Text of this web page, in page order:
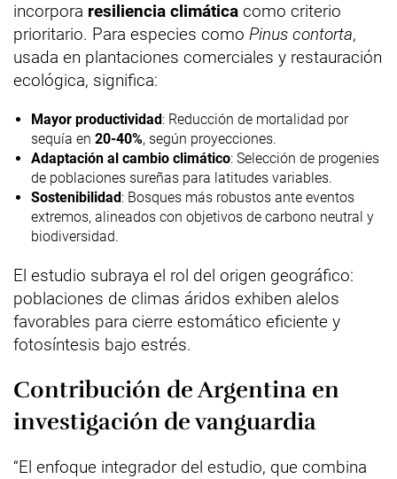
incorpora resiliencia climática como criterio
prioritario. Para especies como Pinus contorta,
usada en plantaciones comerciales y restauración
ecológica, significa:
Mayor productividad: Reducción de mortalidad por
sequía en 20-40%, según proyecciones.
Adaptación al cambio climático: Selección de progenies
de poblaciones sureñas para latitudes variables.
Sostenibilidad: Bosques más robustos ante eventos
extremos, alineados con objetivos de carbono neutral y
biodiversidad.
El estudio subraya el rol del origen geográfico:
poblaciones de climas áridos exhiben alelos
favorables para cierre estomático eficiente y
fotosíntesis bajo estrés.
Contribución de Argentina en
investigación de vanguardia
“El enfoque integrador del estudio, que combina